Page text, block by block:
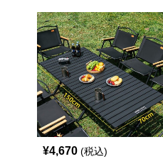
¥4,670 (税込)